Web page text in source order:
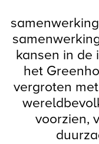
kansen in de
het
vergroten
voorzien,